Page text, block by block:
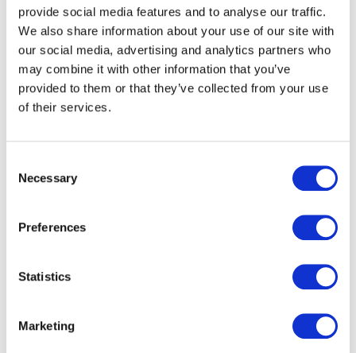
provide social media features and to analyse our traffic.
We also share information about your use of our site with
our social media, advertising and analytics partners who
may combine it with other information that you’ve
provided to them or that they’ve collected from your use
of their services.
Selection
Necessary
Preferences
Statistics
Marketing
Coupleurs
Notre gamme de coupleurs sans contact
est conçue pour répondre à une large
gamme d'application sans-contact.